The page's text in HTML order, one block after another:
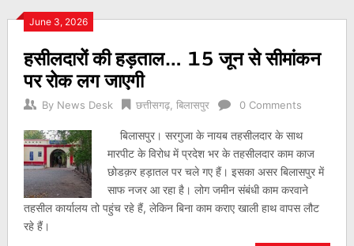
June 3, 2026
हसीलदारों की हड़ताल… 15 जून से सीमांकन
पर रोक लग जाएगी
By News Desk छत्तीसगढ़, बिलासपुर 0 Comments
बिलासपुर। सरगुजा के नायब तहसीलदार के साथ
मारपीट के विरोध में प्रदेश भर के तहसीलदार काम काज
छोडक़र हड़ातल पर चले गए हैं। इसका असर बिलासपुर में
साफ नजर आ रहा है। लोग जमीन संबंधी काम करवाने
तहसील कार्यालय तो पहुंच रहे हैं, लेकिन बिना काम कराए खाली हाथ वापस लौट
रहे हैं।